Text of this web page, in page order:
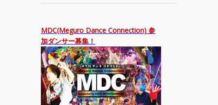
MDC(Meguro Dance Connection) 参
加ダンサー募集！